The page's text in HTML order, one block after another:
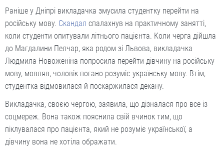
Раніше у Дніпрі викладачка змусила студентку перейти на
російську мову. Скандал спалахнув на практичному занятті,
коли студенти опитували літнього пацієнта. Коли черга дійшла
до Магдалини Пелчар, яка родом зі Львова, викладачка
Людмила Новоженіна попросила перейти дівчину на російську
мову, мовляв, чоловік погано розуміє українську мову. Втім,
студентка відмовилася й поскаржилася декану.
Викладачка, своєю чергою, заявила, що дізналася про все із
соцмереж. Вона також пояснила свій вчинок тим, що
піклувалася про пацієнта, який не розуміє української, а
дівчину вона не хотіла ображати.